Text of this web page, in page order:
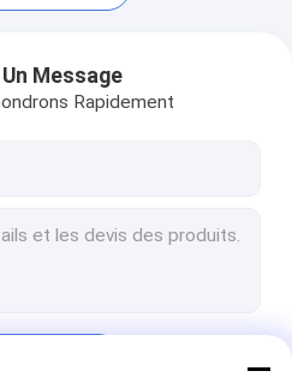
sur rouleau
jeu
Message
Rapidement